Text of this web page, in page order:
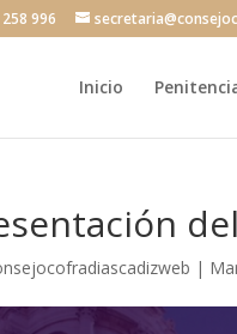
996
Inicio
|